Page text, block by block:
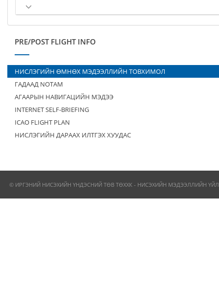
PRE/POST FLIGHT INFO
НИСЛЭГИЙН ӨМНӨХ МЭДЭЭЛЛИЙН ТОВХИМОЛ
ГАДААД NOTAM
АГААРЫН НАВИГАЦИЙН МЭДЭЭ
INTERNET SELF-BRIEFING
ICAO FLIGHT PLAN
НИСЛЭГИЙН ДАРААХ ИЛТГЭХ ХУУДАС
© ИРГЭНИЙ НИСЭХИЙН ҮНДЭСНИЙ ТӨВ ТӨХХК - НИСЭХИЙН МЭДЭЭЛЛИЙН